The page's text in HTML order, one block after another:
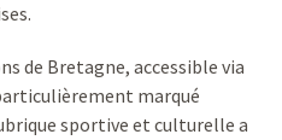
de Bretagne, accessible via
marqué
sportive et culturelle a